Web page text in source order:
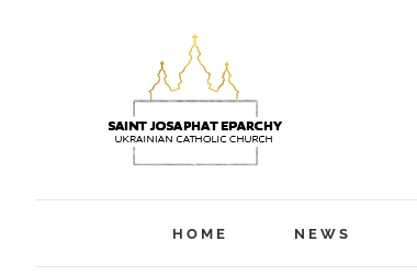
HOME NEWS